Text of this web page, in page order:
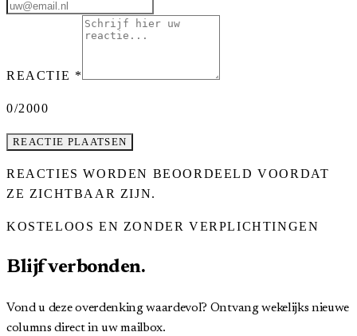
REACTIE *
0/2000
REACTIE PLAATSEN
REACTIES WORDEN BEOORDEELD VOORDAT
ZE ZICHTBAAR ZIJN.
KOSTELOOS EN ZONDER VERPLICHTINGEN
Blijf verbonden.
Vond u deze overdenking waardevol? Ontvang wekelijks nieuwe
columns direct in uw mailbox.